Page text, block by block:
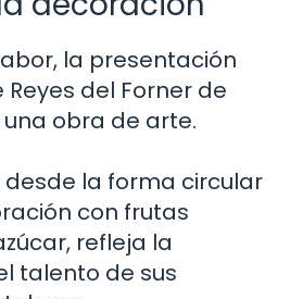
la presentación
Reyes del Forner de
obra de arte.
la forma circular
con frutas
refleja la
talento de sus